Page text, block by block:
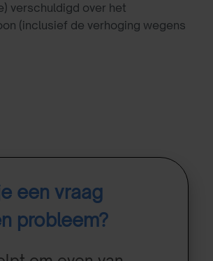
verschuldigd over het
(inclusief de verhoging wegens
een vraag
probleem?